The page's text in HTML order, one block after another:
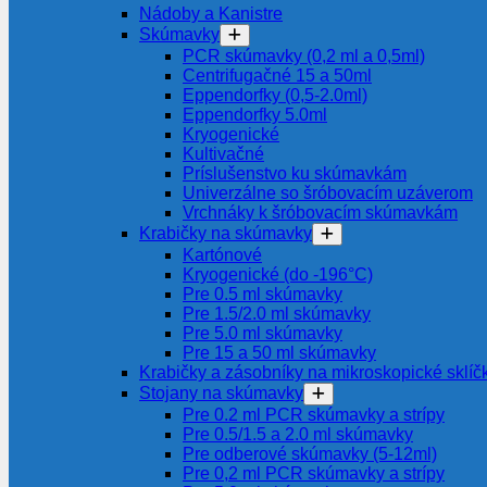
Nádoby a Kanistre
Skúmavky
PCR skúmavky (0,2 ml a 0,5ml)
Centrifugačné 15 a 50ml
Eppendorfky (0,5-2.0ml)
Eppendorfky 5.0ml
Kryogenické
Kultivačné
Príslušenstvo ku skúmavkám
Univerzálne so šróbovacím uzáverom
Vrchnáky k šróbovacím skúmavkám
Krabičky na skúmavky
Kartónové
Kryogenické (do -196°C)
Pre 0.5 ml skúmavky
Pre 1.5/2.0 ml skúmavky
Pre 5.0 ml skúmavky
Pre 15 a 50 ml skúmavky
Krabičky a zásobníky na mikroskopické
Stojany na skúmavky
Pre 0.2 ml PCR skúmavky a strípy
Pre 0.5/1.5 a 2.0 ml skúmavky
Pre odberové skúmavky (5-12ml)
Pre 0,2 ml PCR skúmavky a strípy